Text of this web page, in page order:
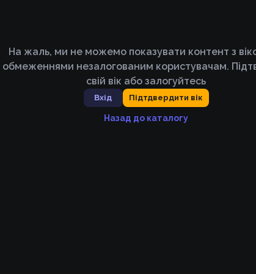
На жаль, ми не можемо показувати контент з
обмеженнями незалогованим користувачам.
свій вік або залогуйтесь
Вхід Підтдвердити вік
Назад до каталогу